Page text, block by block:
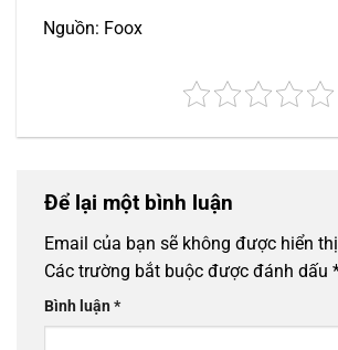
Nguồn: Foox
Để lại một bình luận
Email của bạn sẽ không được hiển
Các trường bắt buộc được đánh dấu
Bình luận*